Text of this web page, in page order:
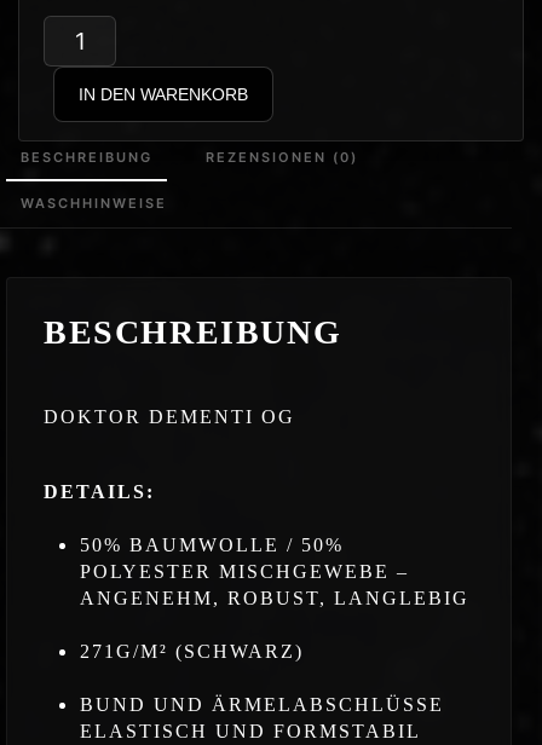
Doktor
Dementi
OG
Avatar
Hoodie
IN DEN WARENKORB
BESCHREIBUNG REZENSIONEN (0)
WASCHHINWEISE
BESCHREIBUNG
DOKTOR DEMENTI OG
DETAILS:
50% BAUMWOLLE / 50%
POLYESTER MISCHGEWEBE –
ANGENEHM, ROBUST, LANGLEBIG
271G/M² (SCHWARZ)
BUND UND ÄRMELABSCHLÜSSE
ELASTISCH UND FORMSTABIL